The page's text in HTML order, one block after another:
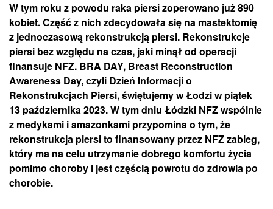
W tym roku z powodu raka piersi zoperowano już 890
kobiet. Część z nich zdecydowała się na mastektomię
z jednoczasową rekonstrukcją piersi. Rekonstrukcje
piersi bez względu na czas, jaki minął od operacji
finansuje NFZ. BRA DAY, Breast Reconstruction
Awareness Day, czyli Dzień Informacji o
Rekonstrukcjach Piersi, świętujemy w Łodzi w piątek
13 października 2023. W tym dniu Łódzki NFZ wspólnie
z medykami i amazonkami przypomina o tym, że
rekonstrukcja piersi to finansowany przez NFZ zabieg,
który ma na celu utrzymanie dobrego komfortu życia
pomimo choroby i jest częścią powrotu do zdrowia po
chorobie.